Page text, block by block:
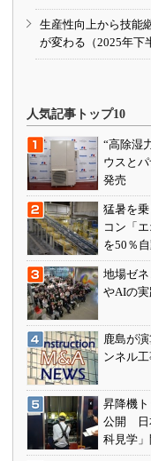
生産性向上から技
が変わる（2025年下
人気記事トップ10
“高除湿
ウスと
発売
猛暑を
コン「
を50％
地場ゼ
やAIの
鹿島が
ンネル
昇降機
公開 日
科見学